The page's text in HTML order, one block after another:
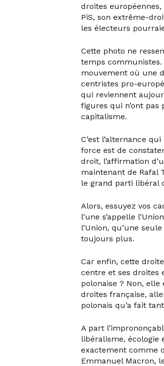
droites
PiS, son extrême-
les électeurs
Cette photo ne
temps communistes.
mouvement où une
centristes pro-
qui reviennent
figures qui n’ont
capitalisme.
C’est l’alternance
force est de
droit, l’affirmation
maintenant de Rafal
le grand parti libéral
Alors, essuyez vos
l’une s’appelle
l’Union, qu’une
toujours plus.
Car enfin, cette
centre et ses droites
polonaise ? Non,
droites française,
polonais qu’a fait
A part
libéralisme, écologie
exactement comme
Emmanuel Macron,